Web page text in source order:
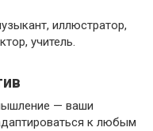
иллюстратор,
учитель.
— ваши
к любым